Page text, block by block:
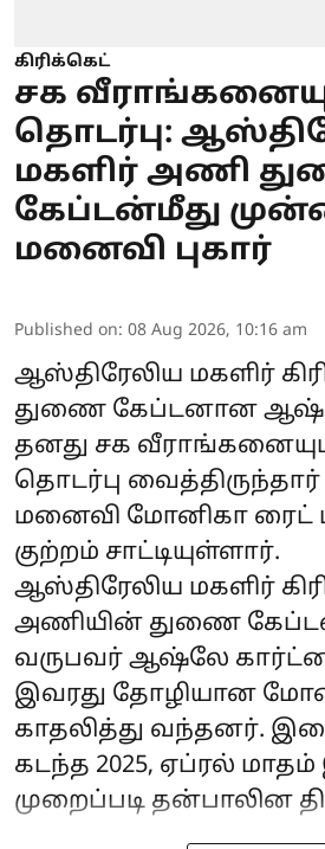
கிரிக்கெட்
சக
தொடர்பு:
மகளிர் அணி
கேப்டன்மீது
மனைவி புகார்
Published on: 08 Aug 2026, 10:16 am
ஆஸ்திரேலிய மகளிர்
துணை கேப்டனான
தனது சக
தொடர்பு
மனைவி மோனிகா ரைட்
குற்றம் சாட்டியுள்ளார்.
ஆஸ்திரேலிய மகளிர்
அணியின் துணை
வருபவர் ஆஷ்லே
இவரது தோழியான
காதலித்து வந்தனர்.
கடந்த 2025, ஏப்ரல் மாதம்
முறைப்படி தன்பாலின